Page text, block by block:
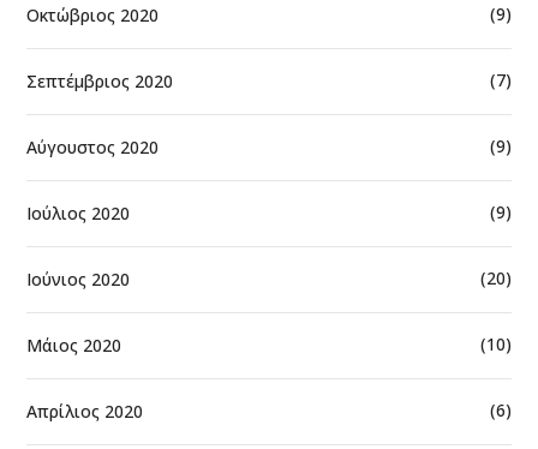
Οκτώβριος 2020 (9)
Σεπτέμβριος 2020 (7)
Αύγουστος 2020 (9)
Ιούλιος 2020 (9)
Ιούνιος 2020 (20)
Μάιος 2020 (10)
Απρίλιος 2020 (6)